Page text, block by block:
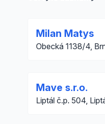
Milan Matys
Obecká 1138/4,
Mave s.r.o.
Liptál č.p. 504,